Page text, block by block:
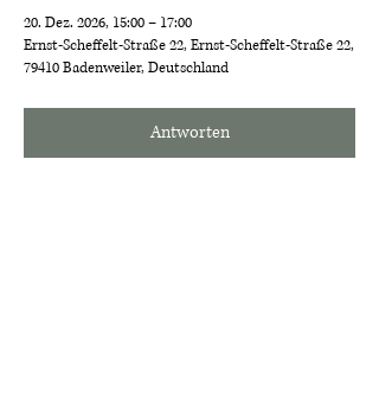
20. Dez. 2026, 15:00 – 17:00
Ernst-Scheffelt-Straße 22, Ernst-Scheffelt-Straße 22,
79410 Badenweiler, Deutschland
Antworten